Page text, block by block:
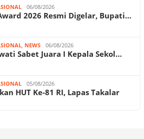
06/08/2026
2026 Resmi Digelar, Bupati…
NEWS 06/08/2026
Sabet Juara I Kepala Sekol…
05/08/2026
HUT Ke-81 RI, Lapas Takalar